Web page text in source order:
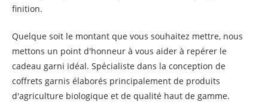
finition.
Quelque soit le montant que vous souhaitez mettre, nous
mettons un point d'honneur à vous aider à repérer le
cadeau garni idéal. Spécialiste dans la conception de
coffrets garnis élaborés principalement de produits
d'agriculture biologique et de qualité haut de gamme.